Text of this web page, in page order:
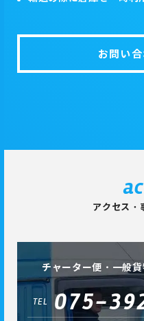
お問い
アクセス・
チャーター便・一般
TEL 075-